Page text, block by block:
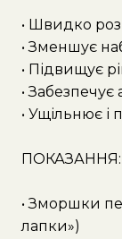
• Швидко
• Зменшує
• Підвищує
•
• Ущільнює і
ПОКАЗАННЯ:
• Зморшки
лапки»)